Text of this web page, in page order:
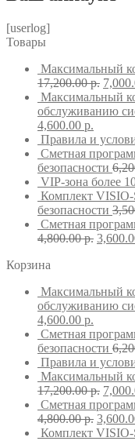
[userlog]
Товары
Максимальный
17,200.00р.
Максимальный
обслуживанию
4,600.00 р.
Правила и
Сметная
безопасности
VIP-зона более
Комплект VISIO-
безопасности
Сметная
4,800.00р.
Корзина
Максимальный
обслуживанию
4,600.00 р.
Сметная
безопасности
Правила и
Максимальный
17,200.00р.
Сметная
4,800.00р.
Комплект VISIO-